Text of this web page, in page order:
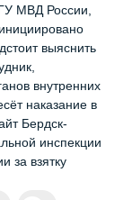
МВД России,
выяснить
внутренних
наказание в
Бердск-
инспекции
за взятку